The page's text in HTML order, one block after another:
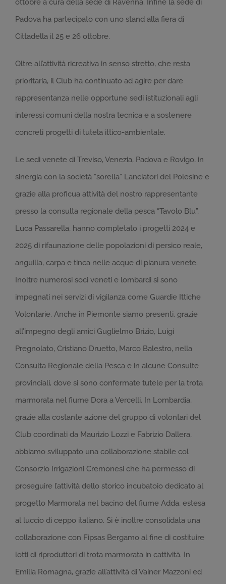
ottobre a cura della sede di Ravenna. Infine la sede di
Padova ha partecipato con uno stand alla fiera di
Cittadella il 25 e 26 ottobre.
Oltre all’attività ricreativa in senso stretto, che resta
prioritaria, il Club ha continuato ad agire per dare
rappresentanza nelle opportune sedi istituzionali agli
interessi comuni della nostra tecnica e a sostenere
concreti progetti di tutela ittico-ambientale.
Le sedi venete di Treviso, Venezia, Padova e Rovigo, in
sinergia con la società “sorella” Lanciatori del Polesine e
grazie alla proficua attività del nostro rappresentante
presso la consulta regionale della pesca “Tavolo Blu”,
Luca Passarella, hanno completato i progetti 2024 e
2025 di rifaunazione delle popolazioni di persico reale,
anguilla, carpa e tinca nelle acque di pianura venete.
Inoltre numerosi soci veneti e lombardi si sono
impegnati nei servizi di vigilanza come Guardie Ittiche
Volontarie. Anche in Piemonte siamo presenti, grazie
all’impegno degli amici Guglielmo Brizio, Luigi
Pregnolato, Cristiano Druetto, Marco Balestro, nella
Consulta Regionale della Pesca e in alcune Consulte
provinciali, dove si sono confermate tutele per la trota
marmorata nel fiume Dora a Vercelli. In Lombardia,
grazie alla costante azione del gruppo di volontari del
Club coordinati da Maurizio Lozzi e Fabrizio Dallera,
abbiamo sviluppato una collaborazione stabile col
Consorzio Irrigazioni Cremonesi che ha permesso di
proseguire l’attività dello storico incubatoio dedicato al
progetto Marmorata nel bacino del fiume Adda, estesa
al luccio di ceppo italiano. Si è inoltre consolidata una
collaborazione con Fipsas Bergamo al fine di costituire
lotti di riproduttori di trota marmorata in cattività. In
Emilia Romagna, grazie all’attività di Vainer Mazzoni ed